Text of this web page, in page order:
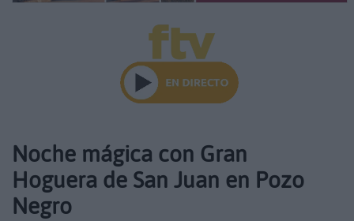
Noche mágica con Gran
Hoguera de San Juan en Pozo
Negro